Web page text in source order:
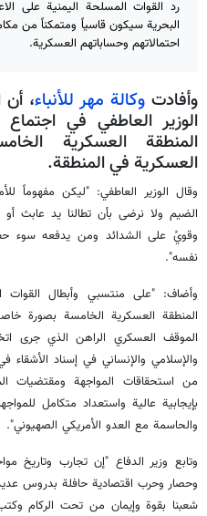
رد القوات المسلحة اليمنية على
البحرية سيكون قاسياً ومتمكناً من
احتمالاتهم وحساباتهم العسكرية.
وأفادت وكالة مهر للأنباء، أن
الوزير العاطفي في
المنطقة العسكرية
العسكرية في المنطقة.
وقال الوزير العاطفي: "ليكن مفهوماً
الضيم ولا نرضى بأن تطالنا يد
وقويُ على الشدائد ومن يدفعه سوء
نفسه".
وأضاف: "على منتسبي وأبطال
المنطقة العسكرية الخامسة بصورة
الموقف العسكري الراهن الذي جرى
والإسلامي والإنساني في إسناد
من استحقاقات المواجهة ومقتضيات
بإيجابية عالية واستعداد متكامل
والحاسمة مع العدو الأمريكي الصهيوني".
وحصار وحرب اقتصادية حافلة بدروس
شعبنا بقوة وإيمان من تحت الركام وكتب